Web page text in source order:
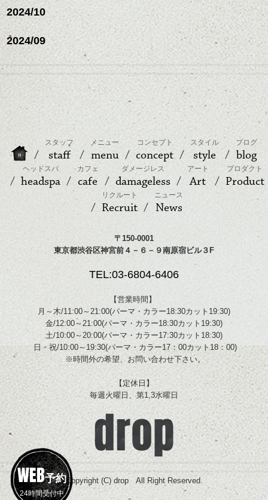
2024/10
2024/09
WEB予約
24時間受付中
スタッフ
staff
メニュー
menu
コンセプト
concept
スタイル
style
ブログ
blog
ヘッドスパ
headspa
カフェ
cafe
ダメージレス
damageless
アート
Art
プロダクト
Product
リクルート
Recruit
ニュース
News
〒150-0001
東京都渋谷区神宮前４－６－９南原宿ビル３F
TEL:03-6804-6406
【営業時間】
月～木/11:00～21:00(パーマ・カラー18:30カット19:30)
金/12:00～21:00(パーマ・カラー18:30カット19:30)
土/10:00～20:00(パーマ・カラー17:30カット18:30)
日・祝/10:00～19:30(パーマ・カラー17：00カット18：00)
※時間外の希望、お問い合わせ下さい。
【定休日】
毎週火曜日、第1,3水曜日
Copyright (C) drop All Right Reserved.